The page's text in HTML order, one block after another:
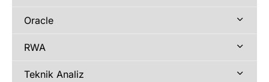
Oracle
RWA
Teknik Analiz